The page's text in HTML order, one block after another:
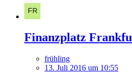
Finanzplatz
frühling
13. Juli 2016 um 10:55